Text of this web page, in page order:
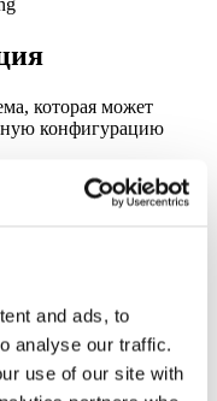
and ads, to
analyse our traffic.
use of our site with
которая может
конфигурацию
и атмосферой
в ресторане и
тысячам